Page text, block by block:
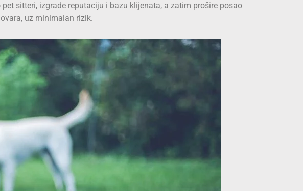
sitteri, izgrade reputaciju i bazu klijenata, a zatim prošire posao
uz minimalan rizik.